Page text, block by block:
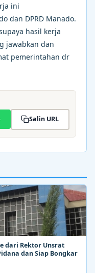
ini
dan DPRD Manado.
hasil kerja
jawabkan dan
pemerintahan dr
Salin URL
dari Rektor Unsrat
dan Siap Bongkar